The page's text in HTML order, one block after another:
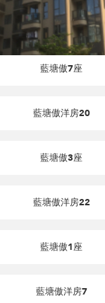
藍塘傲7座
藍塘傲洋房20
藍塘傲3座
藍塘傲洋房22
藍塘傲1座
藍塘傲洋房7